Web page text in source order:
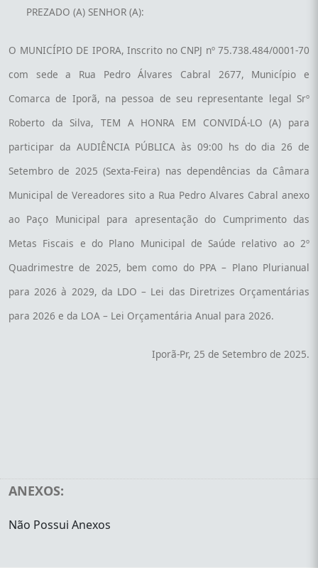
PREZADO (A) SENHOR (A):
O MUNICÍPIO DE IPORA, Inscrito no CNPJ nº 75.738.484/0001-70
com sede a Rua Pedro Álvares Cabral 2677, Município e
Comarca de Iporã, na pessoa de seu representante legal Srº
Roberto da Silva, TEM A HONRA EM CONVIDÁ-LO (A) para
participar da AUDIÊNCIA PÚBLICA às 09:00 hs do dia 26 de
Setembro de 2025 (Sexta-Feira) nas dependências da Câmara
Municipal de Vereadores sito a Rua Pedro Alvares Cabral anexo
ao Paço Municipal para apresentação do Cumprimento das
Metas Fiscais e do Plano Municipal de Saúde relativo ao 2º
Quadrimestre de 2025, bem como do PPA – Plano Plurianual
para 2026 à 2029, da LDO – Lei das Diretrizes Orçamentárias
para 2026 e da LOA – Lei Orçamentária Anual para 2026.
Iporã-Pr, 25 de Setembro de 2025.
ANEXOS:
Não Possui Anexos